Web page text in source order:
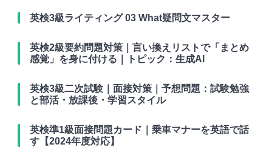
英検3級ライティング 03 What疑問文マスター
英検2級要約問題対策｜言い換えリストで「まとめ
感覚」を身に付ける｜トピック：生成AI
英検3級二次試験｜面接対策｜予想問題：試験勉強
と部活・放課後・学習スタイル
英検準1級面接問題カード｜乗車マナーを英語で話
す【2024年度対応】